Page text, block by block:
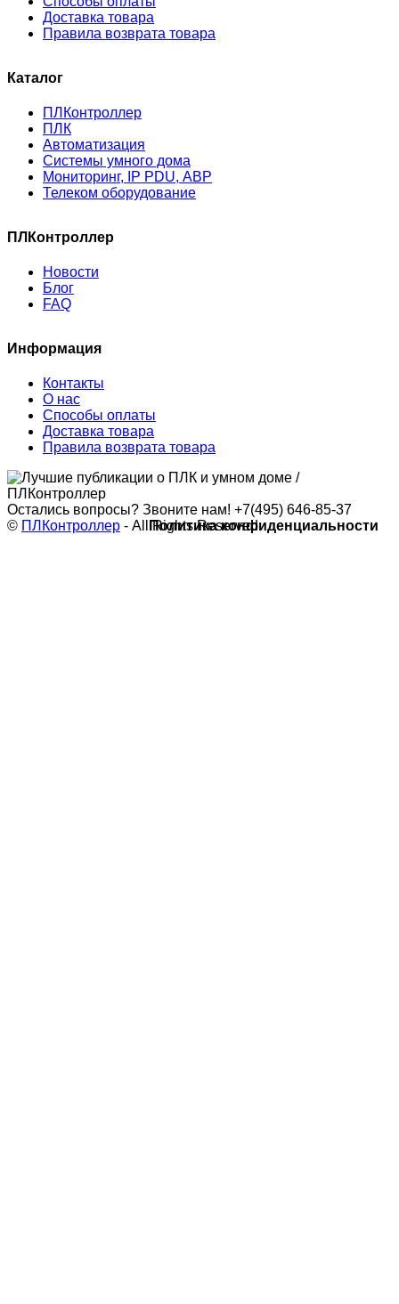
Доставка товара
Правила возврата товара
Каталог
ПЛКонтроллер
ПЛК
Автоматизация
Системы умного дома
Мониторинг, IP PDU, АВР
Телеком оборудование
ПЛКонтроллер
Новости
Блог
FAQ
Информация
Контакты
О нас
Способы оплаты
Доставка товара
Правила возврата товара
Остались вопросы? Звоните нам! +7(495) 646-85-37
© ПЛКонтроллер - All Rights Reserved
Политика конфиденциальности